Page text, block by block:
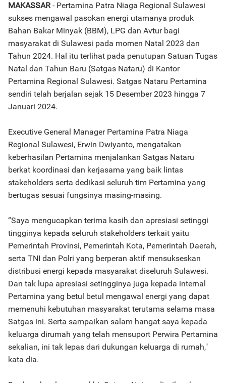
MAKASSAR- Pertamina Patra Niaga Regional Sulawesi
sukses mengawal pasokan energi utamanya produk
Bahan Bakar Minyak (BBM), LPG dan Avtur bagi
masyarakat di Sulawesi pada momen Natal 2023 dan
Tahun 2024. Hal itu terlihat pada penutupan Satuan Tugas
Natal dan Tahun Baru (Satgas Nataru) di Kantor
Pertamina Regional Sulawesi. Satgas Nataru Pertamina
sendiri telah berjalan sejak 15 Desember 2023 hingga 7
Januari 2024.
Executive General Manager Pertamina Patra Niaga
Regional Sulawesi, Erwin Dwiyanto, mengatakan
keberhasilan Pertamina menjalankan Satgas Nataru
berkat koordinasi dan kerjasama yang baik lintas
stakeholders serta dedikasi seluruh tim Pertamina yang
bertugas sesuai fungsinya masing-masing.
“Saya mengucapkan terima kasih dan apresiasi setinggi
tingginya kepada seluruh stakeholders terkait yaitu
Pemerintah Provinsi, Pemerintah Kota, Pemerintah Daerah,
serta TNI dan Polri yang berperan aktif mensukseskan
distribusi energi kepada masyarakat diseluruh Sulawesi.
Dan tak lupa apresiasi setingginya juga kepada internal
Pertamina yang betul betul mengawal energi yang dapat
memenuhi kebutuhan masyarakat terutama selama masa
Satgas ini. Serta sampaikan salam hangat saya kepada
keluarga dirumah yang telah mensuport Perwira Pertamina
sekalian, ini tak lepas dari dukungan keluarga di rumah,"
kata dia.